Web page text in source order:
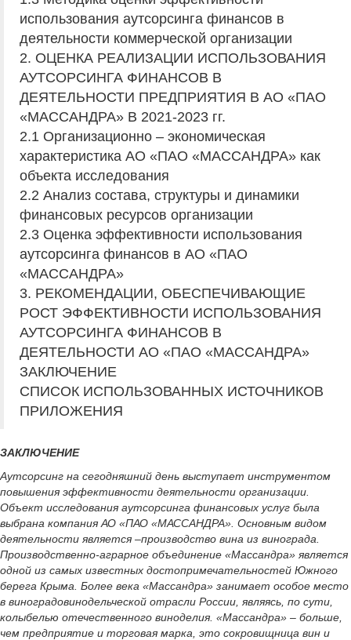
использования аутсорсинга финансов в
деятельности коммерческой организации
2. ОЦЕНКА РЕАЛИЗАЦИИ ИСПОЛЬЗОВАНИЯ
АУТСОРСИНГА ФИНАНСОВ В
ДЕЯТЕЛЬНОСТИ ПРЕДПРИЯТИЯ В АО «ПАО
«МАССАНДРА» В 2021-2023 гг.
2.1 Организационно – экономическая
характеристика АО «ПАО «МАССАНДРА» как
объекта исследования
2.2 Анализ состава, структуры и динамики
финансовых ресурсов организации
2.3 Оценка эффективности использования
аутсорсинга финансов в АО «ПАО
«МАССАНДРА»
3. РЕКОМЕНДАЦИИ, ОБЕСПЕЧИВАЮЩИЕ
РОСТ ЭФФЕКТИВНОСТИ ИСПОЛЬЗОВАНИЯ
АУТСОРСИНГА ФИНАНСОВ В
ДЕЯТЕЛЬНОСТИ АО «ПАО «МАССАНДРА»
ЗАКЛЮЧЕНИЕ
СПИСОК ИСПОЛЬЗОВАННЫХ ИСТОЧНИКОВ
ПРИЛОЖЕНИЯ
ЗАКЛЮЧЕНИЕ
Аутсорсинг на сегодняшний день выступает инструментом
повышения эффективности деятельности организации.
Объект исследования аутсорсинга финансовых услуг была
выбрана компания АО «ПАО «МАССАНДРА». Основным видом
деятельности является –производство вина из винограда.
Производственно-аграрное объединение «Массандра» является
одной из самых известных достопримечательностей Южного
берега Крыма. Более века «Массандра» занимает особое место
в виноградовинодельческой отрасли России, являясь, по сути,
колыбелью отечественного виноделия. «Массандра» – больше,
чем предприятие и торговая марка, это сокровищница вин и